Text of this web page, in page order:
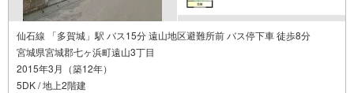
仙石線 「多賀城」駅 バス15分 遠山地区避難所前 バス停下車 徒歩8分
宮城県宮城郡七ヶ浜町遠山3丁目
2015年3月（築12年）
5DK / 地上2階建